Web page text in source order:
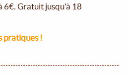
Gratuit jusqu'à 18
pratiques !